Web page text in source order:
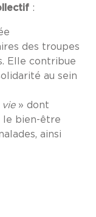
:
des troupes
Elle contribue
au sein
» dont
le bien-être
ainsi